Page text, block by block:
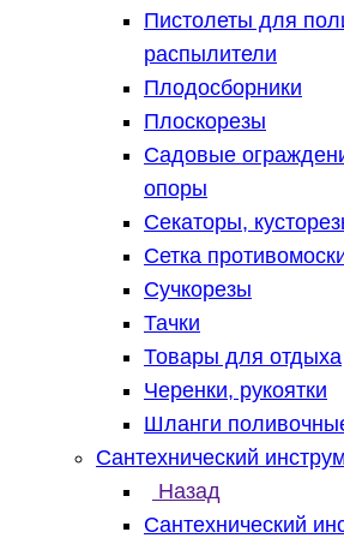
Пистолеты для
распылители
Плодосборники
Плоскорезы
Садовые
опоры
Секаторы,
Сетка
Сучкорезы
Тачки
Товары для отдыха
Черенки, рукоятки
Шланги
Сантехнический
Назад
Сантехнический